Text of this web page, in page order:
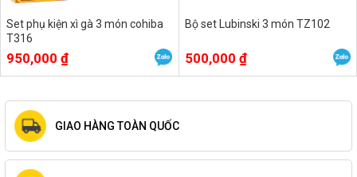
Set phụ kiện xì gà 3 món cohiba
T316
950,000 ₫
Bộ set Lubinski 3 món TZ102
500,000 ₫
GIAO HÀNG TOÀN QUỐC